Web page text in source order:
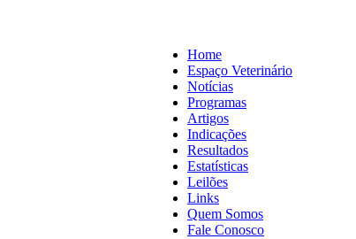
Home
Espaço Veterinário
Notícias
Programas
Artigos
Indicações
Resultados
Estatísticas
Leilões
Links
Quem Somos
Fale Conosco